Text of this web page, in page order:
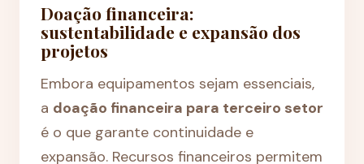
Doação financeira:
sustentabilidade e expansão dos
projetos
Embora equipamentos sejam essenciais,
a doação financeira para terceiro setor
é o que garante continuidade e
expansão. Recursos financeiros permitem